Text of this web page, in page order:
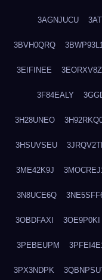
3AGNJUCU
3BVH0QRQ 3BWP93L1
3EIFINEE 3EORXV8Z
3F84EALY
3H28UNEO
3HSUVSEU
3ME42K9J
3N8UCE6Q
3OBDFAXI 3OE9P0KI
3PEBEUPM
3PX3NDPK